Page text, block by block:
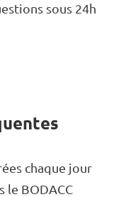
sous 24h
chaque jour
le BODACC